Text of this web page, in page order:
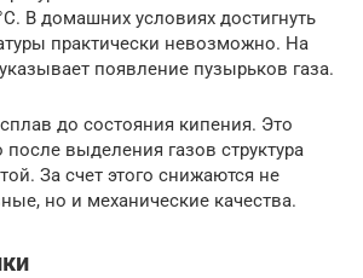
В домашних условиях достигнуть
практически невозможно. На
появление пузырьков газа.
до состояния кипения. Это
после выделения газов структура
За счет этого снижаются не
но и механические качества.